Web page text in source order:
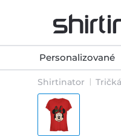
Personalizované
Shirtinator Tričká